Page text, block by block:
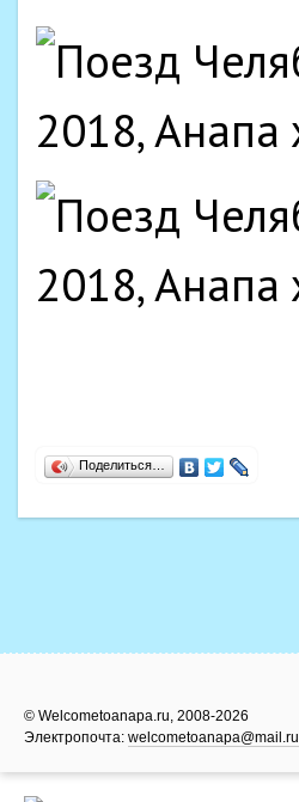
Поделиться…
© Welcometoanapa.ru, 2008-2026
Электропочта: welcometoanapa@mail.ru